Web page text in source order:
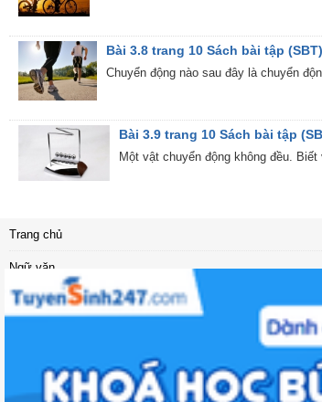
Bài 3.8 trang 10 Sách bài tập
Chuyển động nào sau đây là chuyển
Bài 3.9 trang 10 Sách bài tập
Một vật chuyển động không đều.
Trang chủ
Ngữ văn
Vật lý
Khoa học